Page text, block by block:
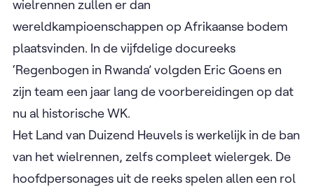
Regenbogen in Rwanda
Eind september zijn alle ogen gericht op Rwanda.
Voor het eerst in de geschiedenis van het
wielrennen zullen er dan
wereldkampioenschappen op Afrikaanse bodem